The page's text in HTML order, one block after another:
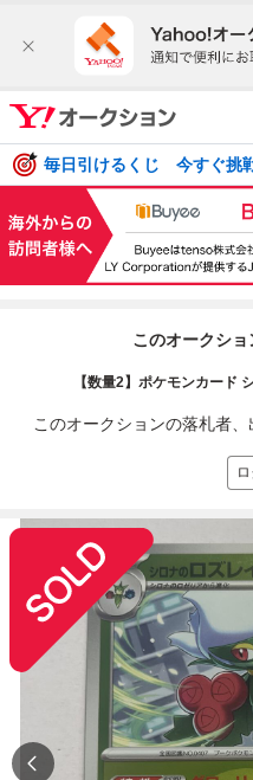
毎日引けるくじ 今すぐ挑
このオークシ
【数量2】ポケモンカード
このオークションの落札者、